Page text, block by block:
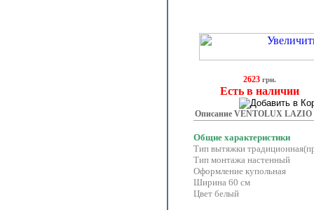
2623 грн.
Есть в наличии
Описание VENTOLUX LAZIO
Общие характеристики
Тип вытяжки
Тип монтажа настенный
Оформление купольная
Ширина 60 см
Цвет белый